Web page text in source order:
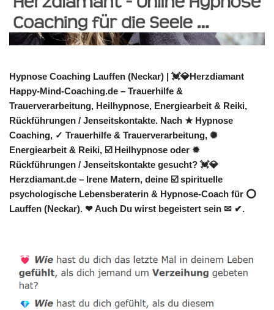
Hypnose Coaching Lauffen (Neckar) | 💓️💎Herzdiamant
Happy-Mind-Coaching.de – Trauerhilfe &
Trauerverarbeitung, Heilhypnose, Energiearbeit & Reiki,
Rückführungen / Jenseitskontakte. Nach ★ Hypnose
Coaching, ✓ Trauerhilfe & Trauerverarbeitung, ✺
Energiearbeit & Reiki, ☑️ Heilhypnose oder ✹
Rückführungen / Jenseitskontakte gesucht? 💓️💎
Herzdiamant.de – Irene Matern, deine ☑️ spirituelle
psychologische Lebensberaterin & Hypnose-Coach für ⭕
Lauffen (Neckar). ❤ Auch Du wirst begeistert sein ✉ ✔.